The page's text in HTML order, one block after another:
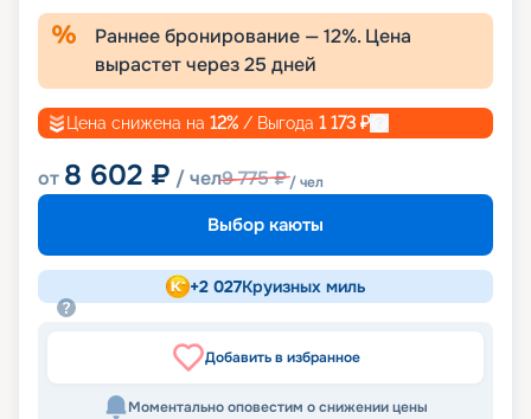
Раннее бронирование —12%. Цена
вырастет через25 дней
Цена снижена на 12% / Выгода 1 173 ₽
от 8 602 ₽ / чел9 775₽/ чел
Выбор каюты
+2 027Круизных миль
Добавить в избранное
Моментально оповестим о снижении цены